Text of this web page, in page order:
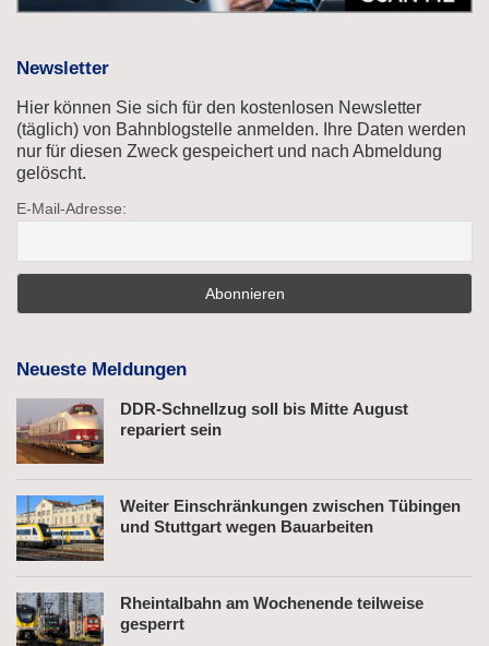
Newsletter
Hier können Sie sich für den kostenlosen Newsletter
(täglich) von Bahnblogstelle anmelden. Ihre Daten werden
nur für diesen Zweck gespeichert und nach Abmeldung
gelöscht.
E-Mail-Adresse:
Neueste Meldungen
DDR-Schnellzug soll bis Mitte August
repariert sein
Weiter Einschränkungen zwischen Tübingen
und Stuttgart wegen Bauarbeiten
Rheintalbahn am Wochenende teilweise
gesperrt